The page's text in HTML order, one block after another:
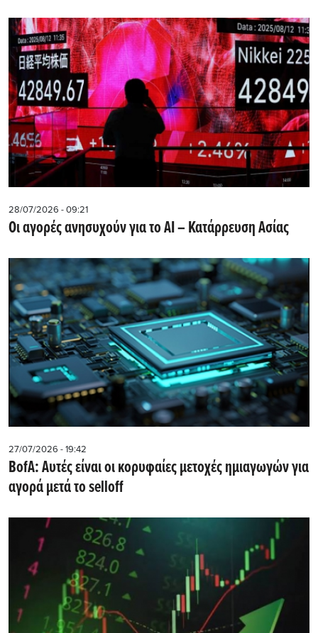
28/07/2026 - 09:21
Οι αγορές ανησυχούν για το AI – Κατάρρευση Ασίας
27/07/2026 - 19:42
BofA: Αυτές είναι οι κορυφαίες μετοχές ημιαγωγών για
αγορά μετά το selloff